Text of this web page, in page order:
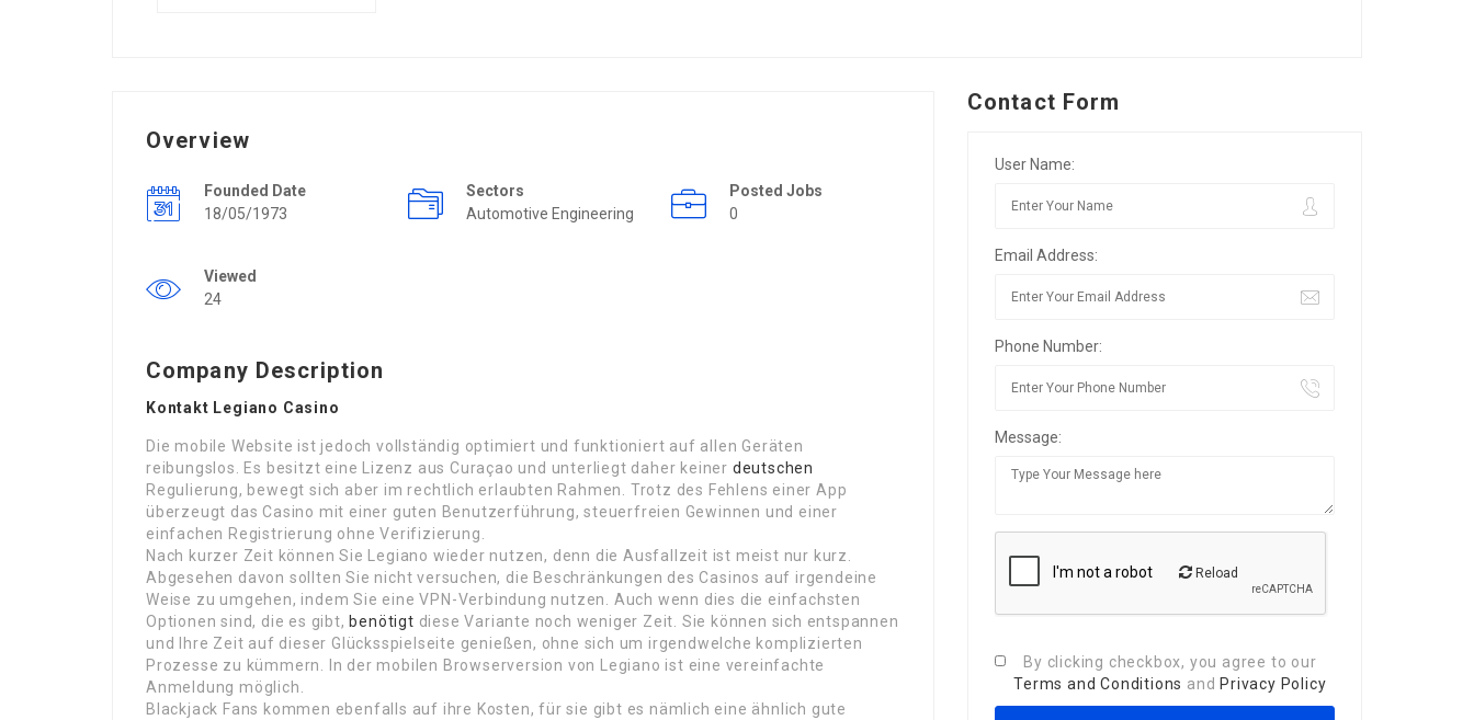
Overview
Founded Date
18/05/1973
Sectors
Automotive Engineering
Posted Jobs
0
Viewed
24
Company Description
Kontakt Legiano Casino
Die mobile Website ist jedoch vollständig optimiert und funktioniert auf allen Geräten
reibungslos. Es besitzt eine Lizenz aus Curaçao und unterliegt daher keiner deutschen
Regulierung, bewegt sich aber im rechtlich erlaubten Rahmen. Trotz des Fehlens einer App
überzeugt das Casino mit einer guten Benutzerführung, steuerfreien Gewinnen und einer
einfachen Registrierung ohne Verifizierung.
Nach kurzer Zeit können Sie Legiano wieder nutzen, denn die Ausfallzeit ist meist nur kurz.
Abgesehen davon sollten Sie nicht versuchen, die Beschränkungen des Casinos auf irgendeine
Weise zu umgehen, indem Sie eine VPN-Verbindung nutzen. Auch wenn dies die einfachsten
Optionen sind, die es gibt, benötigt diese Variante noch weniger Zeit. Sie können sich entspannen
und Ihre Zeit auf dieser Glücksspielseite genießen, ohne sich um irgendwelche komplizierten
Prozesse zu kümmern. In der mobilen Browserversion von Legiano ist eine vereinfachte
Anmeldung möglich.
Blackjack Fans kommen ebenfalls auf ihre Kosten, für sie gibt es nämlich eine ähnlich gute
Contact Form
User Name:
Email Address:
Phone Number:
Message:
Reload
By clicking checkbox, you agree to our
Terms and Conditions and Privacy Policy